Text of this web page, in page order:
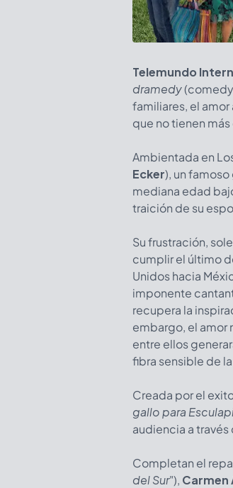
Telemundo
dramedy
familiares, el
que no tienen
Ambientada en
Ecker), un
mediana edad
traición de su
Su frustración,
cumplir el último
Unidos hacia
imponente
recupera la
embargo, el amor
entre ellos
fibra sensible de
Creada por el
gallo para
audiencia a través
Completan el
del Sur"), Carmen